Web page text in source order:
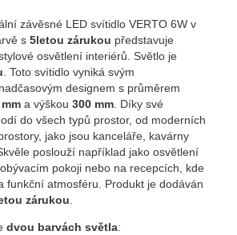
závěsné LED svítidlo VERTO 6W v
s 5letou zárukou představuje
osvětlení interiérů. Světlo je
. Toto svítidlo vyniká svým
designem s průměrem
a výškou 300 mm . Díky své
do všech typů prostor, od moderních
jako jsou kanceláře, kavárny
poslouží například jako osvětlení
pokoji nebo na recepcích, kde
funkční atmosféru. Produkt je dodáván
zárukou
dvou barvách světla: